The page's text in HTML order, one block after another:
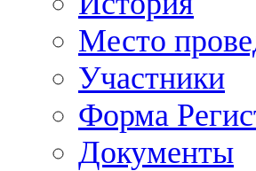
Место
Участники
Форма
Документы